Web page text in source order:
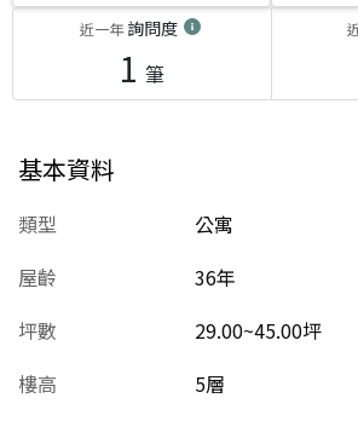
近一年詢問度
1 筆
基本資料
類型
公寓
屋齡
36年
坪數
29.00~45.00坪
樓高
5層